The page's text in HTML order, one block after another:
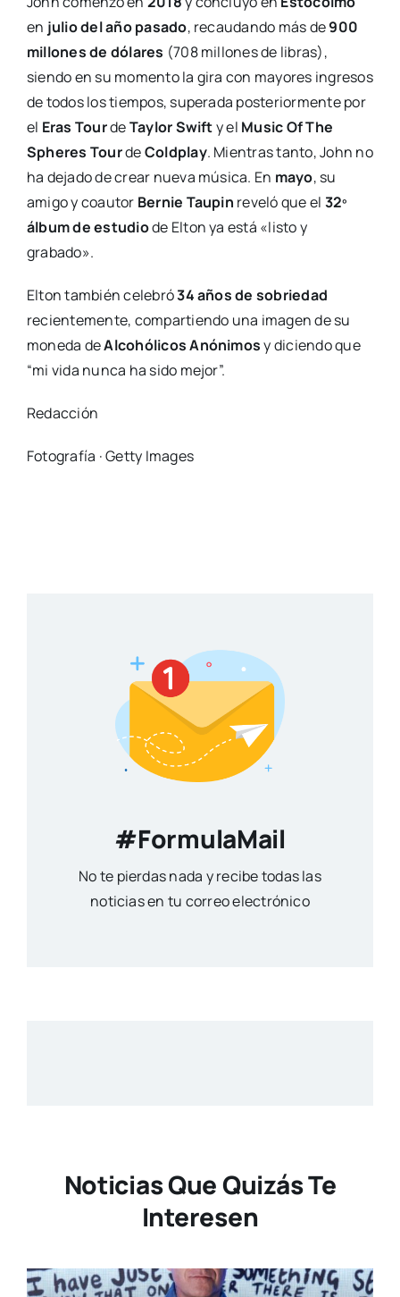
en julio del año pasado, recaudando más de900
millones de dólares (708 millones de libras),
siendo en su momento la gira con mayores ingresos
de todos los tiempos, superada posteriormente por
el Eras TourdeTaylor Swifty el Music Of The
Spheres TourdeColdplay. Mientras tanto, John no
ha dejado de crear nueva música. En mayo, su
amigo y coautor Bernie Taupin reveló que el 32º
álbum de estudiode Elton ya está «listo y
grabado».
Elton también celebró34 años de sobriedad
recientemente, compartiendo una imagen de su
moneda deAlcohólicos Anónimosy diciendo que
“mi vida nunca ha sido mejor”.
Redacción
Fotografía · Getty Images
#FormulaMail
No te pierdas nada y recibe todas las
noticias en tu correo electrónico
Noticias Que Quizás Te
Interesen